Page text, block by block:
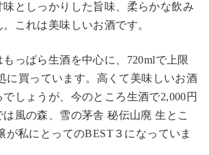
としっかりした旨味、柔らかな飲み
これは美味しいお酒です。
っぱら生酒を中心に、720mlで上限
に買っています。高くて美味しいお酒
しょうが、今のところ生酒で2,000円
風の森、雪の茅舎 秘伝山廃 生とこ
が私にとってのBEST３になっていま